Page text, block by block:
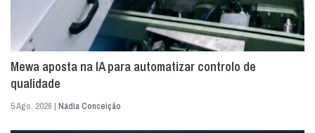
Mewa aposta na IA para automatizar controlo de
qualidade
5 Ago. 2026 | Nádia Conceição